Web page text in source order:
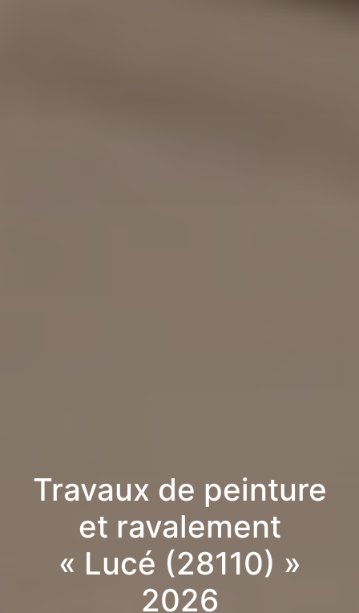
Travaux de peinture
et ravalement
« Lucé (28110) »
2026